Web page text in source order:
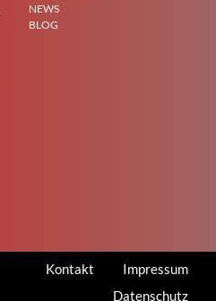
NEWS
BLOG
Kontakt
Impressum
Datenschutz